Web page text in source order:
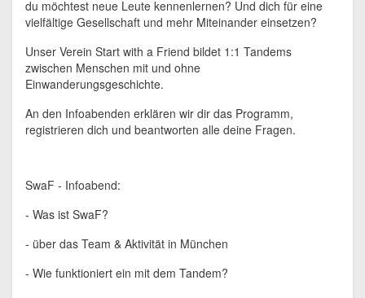
du möchtest neue Leute kennenlernen? Und dich für eine
vielfältige Gesellschaft und mehr Miteinander einsetzen?
Unser Verein Start with a Friend bildet 1:1 Tandems
zwischen Menschen mit und ohne
Einwanderungsgeschichte.
An den Infoabenden erklären wir dir das Programm,
registrieren dich und beantworten alle deine Fragen.
SwaF - Infoabend:
- Was ist SwaF?
- über das Team & Aktivität in München
- Wie funktioniert ein mit dem Tandem?